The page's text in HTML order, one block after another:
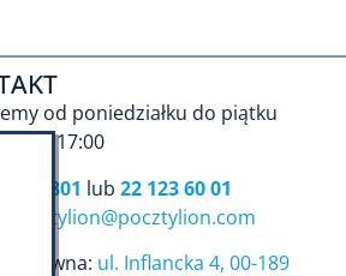
od poniedziałku do piątku
– 17:00
101 801 lub 22 123 60 01
pocztylion@pocztylion.com
główna: ul. Inflancka 4, 00-189